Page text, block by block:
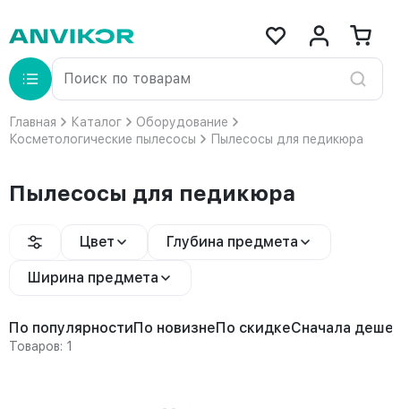
Главная Каталог
Оборудование
Косметологические пылесосы
Пылесосы для педикюра
Пылесосы для педикюра
Цвет Глубина предмета
Ширина предмета
По популярностиПо новизнеПо скидкеСначала
Товаров: 1